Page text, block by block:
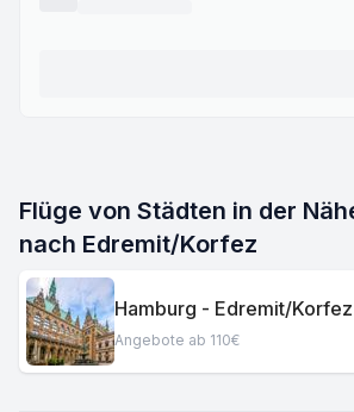
Flüge von Städten in der
nach Edremit/Korfez
Hamburg - Edremit/Korfez
Angebote ab 110€